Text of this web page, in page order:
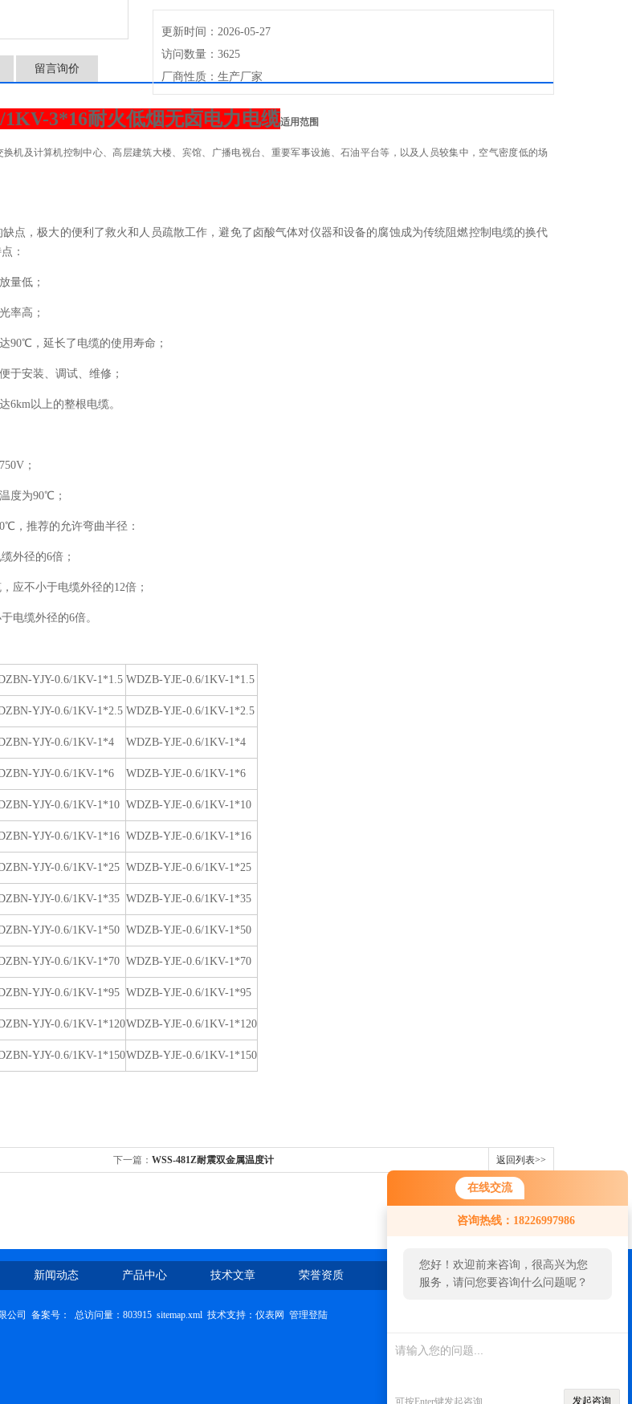
在线交流
咨询热线：18226997986
您好！欢迎前来咨询，很高兴为您
服务，请问您要咨询什么问题呢？
可按Enter键发起咨询 发起咨询
更新时间：2026-05-27
访问数量：3625
厂商性质：生产厂家
留言询价
3*16耐火低烟无卤电力电缆适用范围
机及计算机控制中心、高层建筑大楼、宾馆、广播电视台、重要军事设施、石油平台等，以及人员较集中，空气密度低的场
点，极大的便利了救火和人员疏散工作，避免了卤酸气体对仪器和设备的腐蚀成为传统阻燃控制电缆的换代
：
量低；
率高；
90℃，延长了电缆的使用寿命；
于安装、调试、维修；
6km以上的整根电缆。
；
度为90℃；
0℃，推荐的允许弯曲半径：
外径的6倍；
应不小于电缆外径的12倍；
电缆外径的6倍。
YJY-0.6/1KV-1*1.5 WDZB-YJE-0.6/1KV-1*1.5
YJY-0.6/1KV-1*2.5 WDZB-YJE-0.6/1KV-1*2.5
YJY-0.6/1KV-1*4 WDZB-YJE-0.6/1KV-1*4
YJY-0.6/1KV-1*6 WDZB-YJE-0.6/1KV-1*6
YJY-0.6/1KV-1*10 WDZB-YJE-0.6/1KV-1*10
YJY-0.6/1KV-1*16 WDZB-YJE-0.6/1KV-1*16
YJY-0.6/1KV-1*25 WDZB-YJE-0.6/1KV-1*25
YJY-0.6/1KV-1*35 WDZB-YJE-0.6/1KV-1*35
YJY-0.6/1KV-1*50 WDZB-YJE-0.6/1KV-1*50
YJY-0.6/1KV-1*70 WDZB-YJE-0.6/1KV-1*70
YJY-0.6/1KV-1*95 WDZB-YJE-0.6/1KV-1*95
YJY-0.6/1KV-1*120WDZB-YJE-0.6/1KV-1*120
YJY-0.6/1KV-1*150WDZB-YJE-0.6/1KV-1*150
下一篇： WSS-481Z耐震双金属温度计 返回列表>>
新闻动态 产品中心 技术文章 荣誉资质 在线留言 联系我们
公司 备案号： 总访问量：803915 sitemap.xml 技术支持： 仪表网 管理登陆